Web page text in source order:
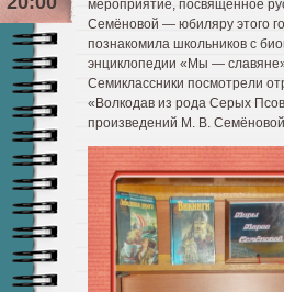
мероприятие, посвящённое
Семёновой — юбиляру этого
познакомила школьников с
энциклопедии «Мы —
Семиклассники посмотрели
«Волкодав из рода Серых
произведений М. В.